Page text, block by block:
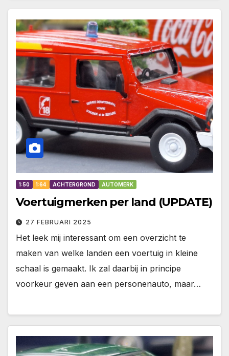
1:50 1:64 ACHTERGROND AUTOMERK
Voertuigmerken per land (UPDATE)
27 FEBRUARI 2025
Het leek mij interessant om een overzicht te
maken van welke landen een voertuig in kleine
schaal is gemaakt. Ik zal daarbij in principe
voorkeur geven aan een personenauto, maar…